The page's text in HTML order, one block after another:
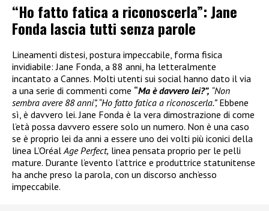
“Ho fatto fatica a riconoscerla”: Jane
Fonda lascia tutti senza parole
Lineamenti distesi, postura impeccabile, forma fisica
invidiabile: Jane Fonda, a 88 anni, ha letteralmente
incantato a Cannes. Molti utenti sui social hanno dato il via
a una serie di commenti come “Ma è davvero lei?”, “Non
sembra avere 88 anni”, “Ho fatto fatica a riconoscerla.”Ebbene
sì, è davvero lei. Jane Fonda è la vera dimostrazione di come
l’età possa davvero essere solo un numero. Non è una caso
se è proprio lei da anni a essere uno dei volti più iconici della
linea L’OréalAge Perfect, linea pensata proprio per le pelli
mature. Durante l’evento l’attrice e produttrice statunitense
ha anche preso la parola, con un discorso anch’esso
impeccabile.